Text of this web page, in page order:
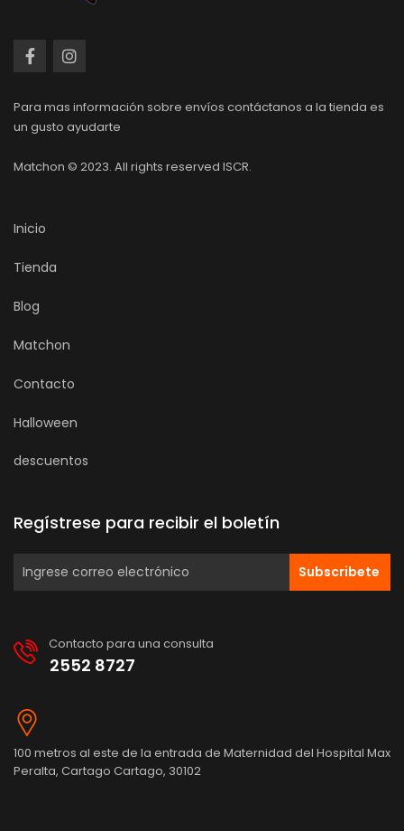
Para mas información sobre envíos contáctanos a la tienda es
un gusto ayudarte
Matchon © 2023. All rights reserved ISCR.
Inicio
Tienda
Blog
Matchon
Contacto
Halloween
descuentos
Regístrese para recibir el boletín
Subscribete
Contacto para una consulta
2552 8727
100 metros al este de la entrada de Maternidad del Hospital Max
Peralta, Cartago Cartago, 30102